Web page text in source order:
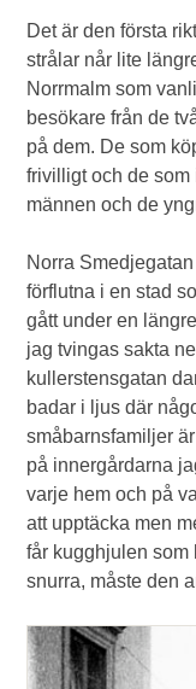
Det är den första
strålar når lite
Norrmalm som
besökare från de
på dem. De som
frivilligt och de
männen och de
Norra
förflutna i en stad
gått under en
jag tvingas sakta
kullerstensgatan
badar i ljus där
småbarnsfamiljer
på innergårdarna
varje hem och på
att upptäcka men
får kugghjulen som
snurra, måste den